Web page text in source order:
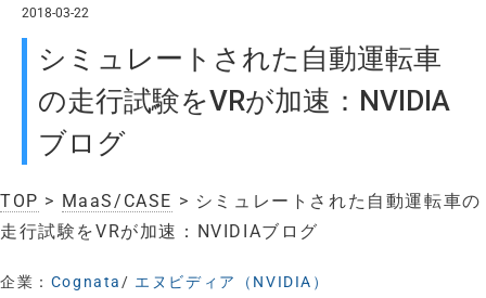
2018-03-22
シミュレートされた自動運転車
の走行試験をVRが加速：NVIDIA
ブログ
TOP > MaaS/CASE > シミュレートされた自動運転車の
走行試験をVRが加速：NVIDIAブログ
企業： Cognata/ エヌビディア（NVIDIA）